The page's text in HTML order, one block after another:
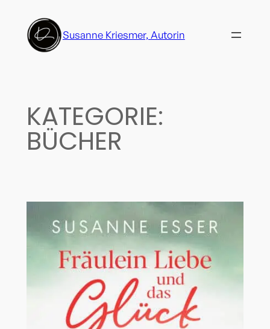
Inhalt
springen
Susanne Kriesmer, Autorin
KATEGORIE:
BÜCHER